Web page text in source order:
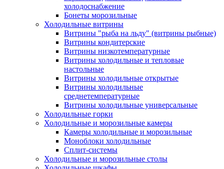
холодоснабжение
Бонеты морозильные
Холодильные витрины
Витрины "рыба на льду" (витрины рыбные)
Витрины кондитерские
Витрины низкотемпературные
Витрины холодильные и тепловые
настольные
Витрины холодильные открытые
Витрины холодильные
среднетемпературные
Витрины холодильные универсальные
Холодильные горки
Холодильные и морозильные камеры
Камеры холодильные и морозильные
Моноблоки холодильные
Сплит-системы
Холодильные и морозильные столы